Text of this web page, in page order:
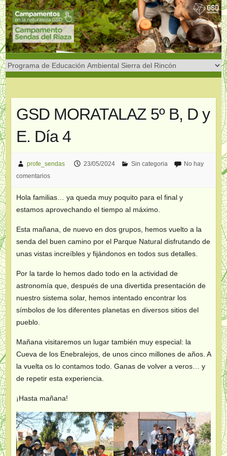
Saltar
al
contenido
GSD MORATALAZ 5º B, D y
E. Día 4
profe_sendas 23/05/2024 Sin categoria
No hay
comentarios
Hola familias… ya queda muy poquito para el final y
estamos aprovechando el tiempo al máximo.
Esta mañana, de nuevo en dos grupos, hemos vuelto a la
senda del buen camino por el Parque Natural disfrutando de
unas vistas increíbles y fijándonos en todos sus detalles.
Por la tarde lo hemos dado todo en la actividad de
astronomía que, después de una divertida presentación de
nuestro sistema solar, hemos intentado encontrar los
símbolos de los diferentes planetas en diversos sitios del
pueblo.
Mañana visitaremos un lugar también muy especial: la
Cueva de los Enebralejos, de unos cinco millones de años. A
la vuelta os lo contamos todo. Ganas de volver a veros… y
de repetir esta experiencia.
¡Hasta mañana!